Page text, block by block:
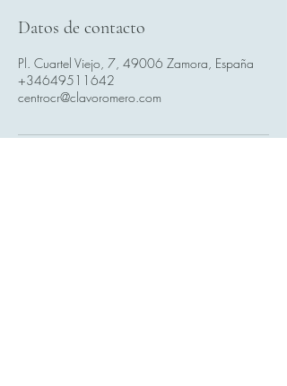
Datos de contacto
Pl. Cuartel Viejo, 7, 49006 Zamora, España
+34649511642
centrocr@clavoromero.com